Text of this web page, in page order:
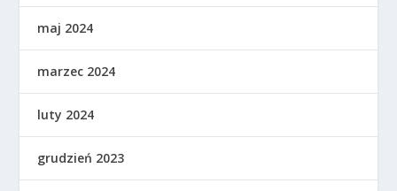
maj 2024
marzec 2024
luty 2024
grudzień 2023